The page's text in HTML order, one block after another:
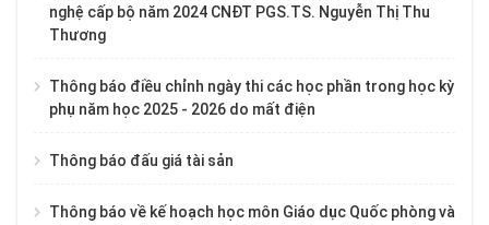
nghệ cấp bộ năm 2024 CNĐT PGS.TS. Nguyễn Thị Thu
Thương
Thông báo điều chỉnh ngày thi các học phần trong học kỳ
phụ năm học 2025 - 2026 do mất điện
Thông báo đấu giá tài sản
Thông báo về kế hoạch học môn Giáo dục Quốc phòng và